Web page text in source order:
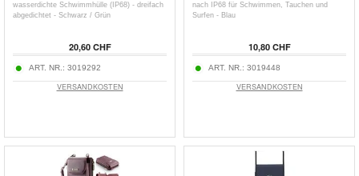
wasserdichte Schwimmhülle (IP68) - dreifach
abgedichtet - Schwarz / Grün
20,60 CHF
ART. NR.: 3019292
VERSANDKOSTEN
nach IP68 für Schwimmen, Tauchen und
Surfen - Blau
10,80 CHF
ART. NR.: 3019448
VERSANDKOSTEN